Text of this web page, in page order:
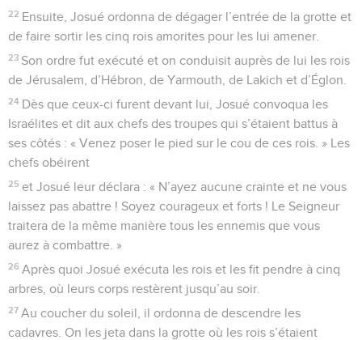
22 Ensuite, Josué ordonna de dégager l’entrée de la grotte et
de faire sortir les cinq rois amorites pour les lui amener.
23 Son ordre fut exécuté et on conduisit auprès de lui les rois
de Jérusalem, d’Hébron, de Yarmouth, de Lakich et d’Églon.
24 Dès que ceux-ci furent devant lui, Josué convoqua les
Israélites et dit aux chefs des troupes qui s’étaient battus à
ses côtés : « Venez poser le pied sur le cou de ces rois. » Les
chefs obéirent
25 et Josué leur déclara : « N’ayez aucune crainte et ne vous
laissez pas abattre ! Soyez courageux et forts ! Le Seigneur
traitera de la même manière tous les ennemis que vous
aurez à combattre. »
26 Après quoi Josué exécuta les rois et les fit pendre à cinq
arbres, où leurs corps restèrent jusqu’au soir.
27 Au coucher du soleil, il ordonna de descendre les
cadavres. On les jeta dans la grotte où les rois s’étaient